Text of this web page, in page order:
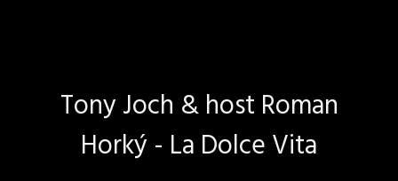
Tony Joch & host Roman
Horký - La Dolce Vita